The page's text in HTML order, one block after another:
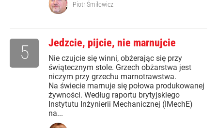
Piotr Śmiłowicz
Jedzcie, pijcie, nie marnujcie
Nie czujcie się winni, obżerając się przy
świątecznym stole. Grzech obżarstwa jest
niczym przy grzechu marnotrawstwa.
Na świecie marnuje się połowa produkowanej
żywności. Według raportu brytyjskiego
Instytutu Inżynierii Mechanicznej (IMechE)
na...
5